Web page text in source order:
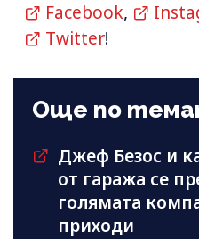
Facebook,
Twitter!
Още по
Джеф Безос и
от гаража се
голямата
приходи